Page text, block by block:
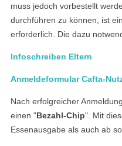
muss jedoch vorbestellt
durchführen zu können, ist
erforderlich. Die dazu
Infoschreiben Eltern
Anmeldeformular Cafta-
Nach erfolgreicher
einen "Bezahl-Chip". Mit
Essenausgabe als auch ab